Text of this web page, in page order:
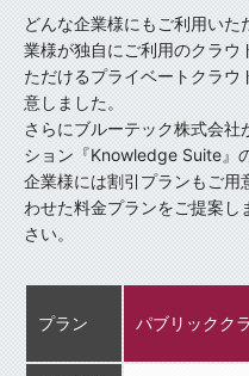
どんな企業様にもご利用い
業様が独自にご利用のクラウ
ただけるプライベートクラ
意しました。
さらにブルーテック株式会
ション『Knowledge Suite』
企業様には割引プランもご用
わせた料金プランをご提案
さい。
プラン パブリックク